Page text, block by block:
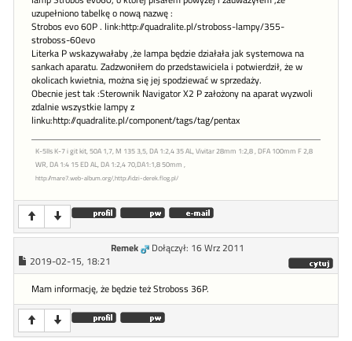
uzupełniono tabelkę o nową nazwę :
Strobos evo 60P . link:http://quadralite.pl/stroboss-lampy/355-
stroboss-60evo
Literka P wskazywałaby ,że lampa będzie działała jak systemowa na
sankach aparatu. Zadzwoniłem do przedstawiciela i potwierdził, że w
okolicach kwietnia, można się jej spodziewać w sprzedaży.
Obecnie jest tak :Sterownik Navigator X2 P założony na aparat wyzwoli
zdalnie wszystkie lampy z
linku:http://quadralite.pl/component/tags/tag/pentax
K-5IIs K-7 i git kit, 50A 1,7, M 135 3,5, DA 1:2,4 35 AL, Vivitar 28mm 1:2,8 , DFA 100mm F 2,8
WR, DA 1:4 15 ED AL, DA 1:2,4 70,DA1:1,8 50mm ,
http://mare7.web-album.org/,http://idzi-derek.flog.pl/
Remek
Dołączył: 16 Wrz 2011
2019-02-15, 18:21
Mam informację, że będzie też Stroboss 36P.